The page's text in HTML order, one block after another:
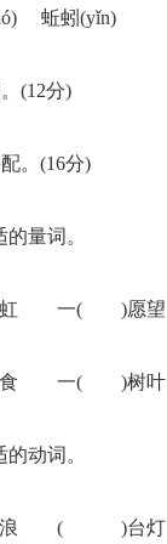
蚯蚓(yǐn)
(12分)
。(16分)
量词。
一( )愿望
一( )树叶
动词。
( )台灯